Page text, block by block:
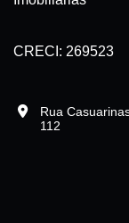
CRECI: 269523
Rua
112